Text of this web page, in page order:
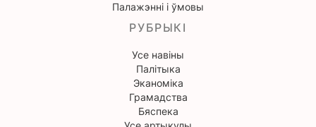
Палажэнні і ўмовы
РУБРЫКІ
Усе навіны
Палітыка
Эканоміка
Грамадства
Бяспека